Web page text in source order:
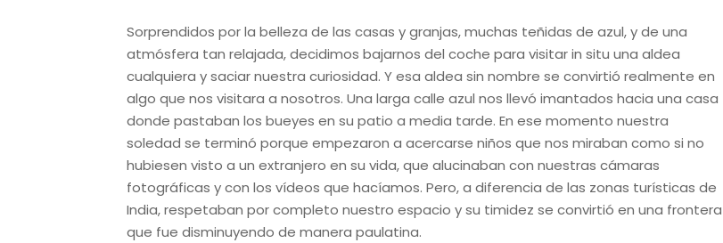
Sorprendidos por la belleza de las casas y granjas, muchas teñidas de azul, y de una
atmósfera tan relajada, decidimos bajarnos del coche para visitar in situ una aldea
cualquiera y saciar nuestra curiosidad. Y esa aldea sin nombre se convirtió realmente en
algo que nos visitara a nosotros. Una larga calle azul nos llevó imantados hacia una casa
donde pastaban los bueyes en su patio a media tarde. En ese momento nuestra
soledad se terminó porque empezaron a acercarse niños que nos miraban como si no
hubiesen visto a un extranjero en su vida, que alucinaban con nuestras cámaras
fotográficas y con los vídeos que hacíamos. Pero, a diferencia de las zonas turísticas de
India, respetaban por completo nuestro espacio y su timidez se convirtió en una frontera
que fue disminuyendo de manera paulatina.